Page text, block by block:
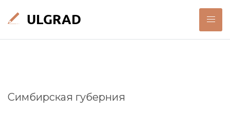
Симбирская губерния